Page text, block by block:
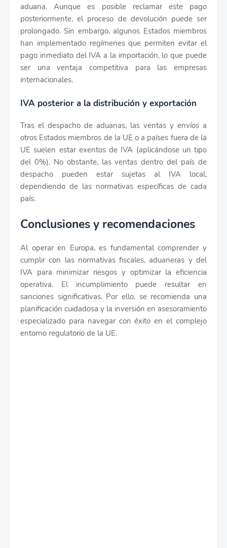
aduana. Aunque es posible reclamar este pago
posteriormente, el proceso de devolución puede ser
prolongado. Sin embargo, algunos Estados miembros
han implementado regímenes que permiten evitar el
pago inmediato del IVA a la importación, lo que puede
ser una ventaja competitiva para las empresas
internacionales.
IVA posterior a la distribución y exportación
Tras el despacho de aduanas, las ventas y envíos a
otros Estados miembros de la UE o a países fuera de la
UE suelen estar exentos de IVA (aplicándose un tipo
del 0%). No obstante, las ventas dentro del país de
despacho pueden estar sujetas al IVA local,
dependiendo de las normativas específicas de cada
país.
Conclusiones y recomendaciones
Al operar en Europa, es fundamental comprender y
cumplir con las normativas fiscales, aduaneras y del
IVA para minimizar riesgos y optimizar la eficiencia
operativa. El incumplimiento puede resultar en
sanciones significativas. Por ello, se recomienda una
planificación cuidadosa y la inversión en asesoramiento
especializado para navegar con éxito en el complejo
entorno regulatorio de la UE.